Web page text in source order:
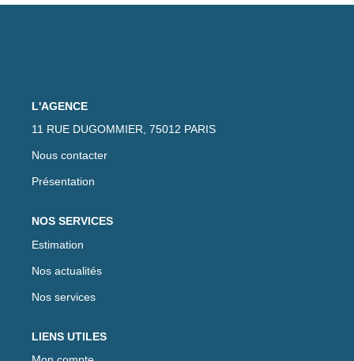
L'AGENCE
11 RUE DUGOMMIER, 75012 PARIS
Nous contacter
Présentation
NOS SERVICES
Estimation
Nos actualités
Nos services
LIENS UTILES